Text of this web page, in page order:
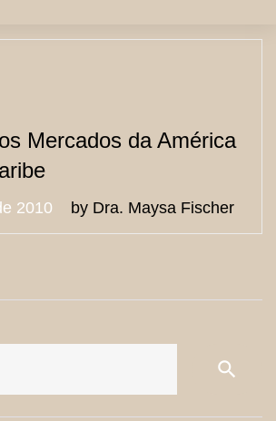
Mercados da América
2010 by Dra. Maysa Fischer
search